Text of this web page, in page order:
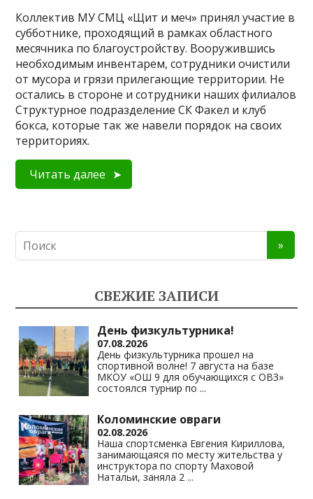
Коллектив МУ СМЦ «Щит и меч» принял участие в
субботнике, проходящий в рамках областного
месячника по благоустройству. Вооружившись
необходимым инвентарем, сотрудники очистили
от мусора и грязи прилегающие территории. Не
остались в стороне и сотрудники наших филиалов
Структурное подразделение СК Факел и клуб
бокса, которые так же навели порядок на своих
территориях.
Читать далее
СВЕЖИЕ ЗАПИСИ
День физкультурника!
07.08.2026
День физкультурника прошел на
спортивной волне! 7 августа на базе
МКОУ «ОШ 9 для обучающихся с ОВЗ»
состоялся турнир по ...
Коломинские овраги
02.08.2026
Наша спортсменка Евгения Кириллова,
занимающаяся по месту жительства у
инструктора по спорту Маховой
Натальи, заняла 2 ...